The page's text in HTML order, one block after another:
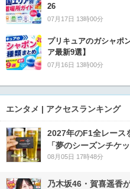
26
07月17日 13時00分
プリキュアのガシャポ
ア最新9選】
07月16日 13時00分
エンタメ | アクセスランキング
2027年のF1全レース
「夢のシーズンチケ
08月05日 17時48分
乃木坂46・賀喜遥香